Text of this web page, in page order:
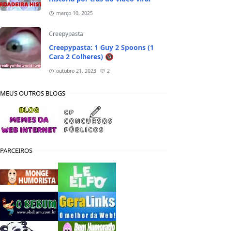
março 10, 2025
Creepypasta
Creepypasta: 1 Guy 2 Spoons (1
Cara 2 Colheres) 🔞
outubro 21, 2023 2
MEUS OUTROS BLOGS
PARCEIROS